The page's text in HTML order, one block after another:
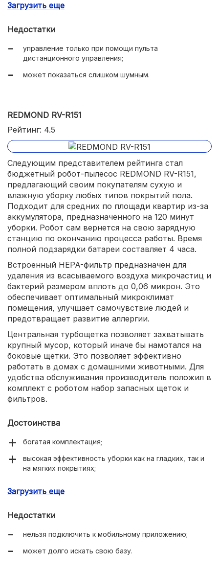
Загрузить еще
Недостатки
управление только при помощи пульта
дистанционного управления;
может показаться слишком шумным.
REDMOND RV-R151
Рейтинг: 4.5
Следующим представителем рейтинга стал
бюджетный робот-пылесос REDMOND RV-R151,
предлагающий своим покупателям сухую и
влажную уборку любых типов покрытий пола.
Подходит для средних по площади квартир из-за
аккумулятора, предназначенного на 120 минут
уборки. Робот сам вернется на свою зарядную
станцию по окончанию процесса работы. Время
полной подзарядки батареи составляет 4 часа.
Встроенный HEPA-фильтр предназначен для
удаления из всасываемого воздуха микрочастиц и
бактерий размером вплоть до 0,06 микрон. Это
обеспечивает оптимальный микроклимат
помещения, улучшает самочувствие людей и
предотвращает развитие аллергии.
Центральная турбощетка позволяет захватывать
крупный мусор, который иначе бы намотался на
боковые щетки. Это позволяет эффективно
работать в домах с домашними животными. Для
удобства обслуживания производитель положил в
комплект с роботом набор запасных щеток и
фильтров.
Достоинства
богатая комплектация;
высокая эффективность уборки как на гладких, так и
на мягких покрытиях;
воздуха.
Загрузить еще
Недостатки
нельзя подключить к мобильному приложению;
может долго искать свою базу.